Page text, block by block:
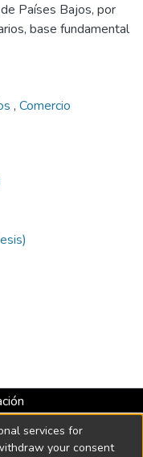
Países Bajos, por
base fundamental
, Comercio
hasta 2026 -
de 2018
services for
your consent